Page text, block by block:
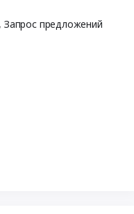
, Запрос предложений